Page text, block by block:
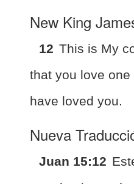
New King
12 This is My
that you love one
have loved you.
Nueva
Juan 15:12